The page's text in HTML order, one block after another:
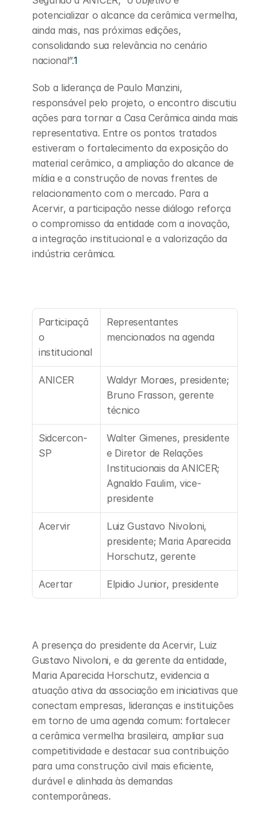
potencializar o alcance da cerâmica vermelha,
ainda mais, nas próximas edições,
consolidando sua relevância no cenário
nacional”.1
Sob a liderança de Paulo Manzini,
responsável pelo projeto, o encontro discutiu
ações para tornar a Casa Cerâmica ainda mais
representativa. Entre os pontos tratados
estiveram o fortalecimento da exposição do
material cerâmico, a ampliação do alcance de
mídia e a construção de novas frentes de
relacionamento com o mercado. Para a
Acervir, a participação nesse diálogo reforça
o compromisso da entidade com a inovação,
a integração institucional e a valorização da
indústria cerâmica.
Participaçã
o
institucional
Representantes
mencionados na agenda
ANICER
Waldyr Moraes, presidente;
Bruno Frasson, gerente
técnico
Sidcercon-
SP
Walter Gimenes, presidente
e Diretor de Relações
Institucionais da ANICER;
Agnaldo Faulim, vice-
presidente
Acervir
Luiz Gustavo Nivoloni,
presidente; Maria Aparecida
Horschutz, gerente
Acertar Elpidio Junior, presidente
A presença do presidente da Acervir, Luiz
Gustavo Nivoloni, e da gerente da entidade,
Maria Aparecida Horschutz, evidencia a
atuação ativa da associação em iniciativas que
conectam empresas, lideranças e instituições
em torno de uma agenda comum: fortalecer
a cerâmica vermelha brasileira, ampliar sua
competitividade e destacar sua contribuição
para uma construção civil mais eficiente,
durável e alinhada às demandas
contemporâneas.